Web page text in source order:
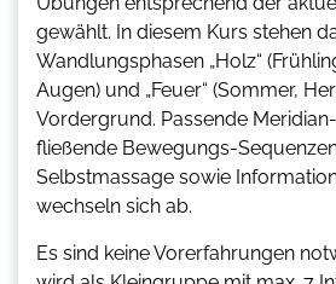
gewählt. In diesem Kurs stehen
Wandlungsphasen „Holz“
Augen) und „Feuer“ (Sommer,
Vordergrund. Passende
fließende Bewegungs-
Selbstmassage sowie
wechseln sich ab.
Es sind keine Vorerfahrungen